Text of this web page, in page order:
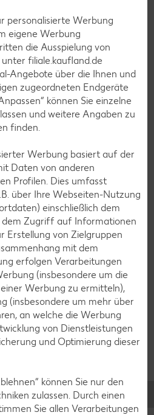
personalisierte Werbung
eigene Werbung
die Ausspielung von
filiale.kaufland.de
Angebote über die Ihnen und
zugeordneten Endgeräte
können Sie einzelne
und weitere Angaben zu
finden.
Werbung basiert auf der
Daten von anderen
Profilen. Dies umfasst
über Ihre Webseiten-Nutzung
einschließlich dem
dem Zugriff auf Informationen
Erstellung von Zielgruppen
mit dem
erfolgen Verarbeitungen
(insbesondere um die
Werbung zu ermitteln),
(insbesondere um mehr über
an welche die Werbung
von Dienstleistungen
und Optimierung dieser
können Sie nur den
zulassen. Durch einen
Sie allen Verarbeitungen